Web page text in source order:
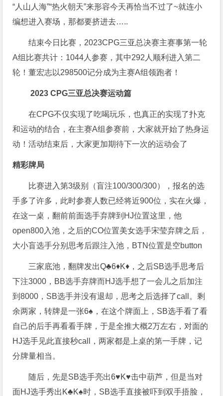
“人山人海”“热火朝天”来形容今天再恰当不过了~就连小
编想进入赛场，那都要挤进去…..
结束今日比赛，2023CPG三亚总决赛主赛事第一轮
A组比赛共计：1044人参赛，其中292人顺利进入第二
轮！董宏志以298500记分成为主赛A组领跑者！
2023 CPG三亚总决赛运动篇
在CPG不仅实现了吃喝玩乐，也真正的实现了扑克
和运动的结合，在主赛A组参赛前，大家就开始了热身运
动！活动结束后，大家更加期待下一次的运动会了
精彩牌局
比赛进入第3级别（盲注100/300/300），报名的选
手多了许多，此时参赛人数已经将近900位，实在火爆，
在这一桌，翻前前面选手弃牌到HJ位置这里，他
open800入池，之后的CO位置美女选手宋莹弃牌之后，
大小盲选手分别思考后跟注入池，BTN位置是空button
三家底池，翻牌发出Q♣6♦K♦，之后SB选手思考后
下注3000，BB选手弃牌而HJ选手想了一会儿之后加注
到8000，SB选手并没有退却，思考之后选择了call。剩
余两家，转牌是一张6♠，在这个牌面上，SB选手看了看
自己的后手再看看手牌，于是全推大概2万左右，对面的
HJ选手见此直接秒call，两家都是上桌的第一手牌，记
分牌量相当。
随后，先是SB选手亮出6♥K♥击中葫芦，但是当对
面HJ选手秀出K♣K♠时，SB选手直接被吓到双手捂脸，